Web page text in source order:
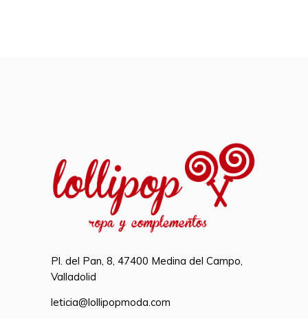
Pl. del Pan, 8, 47400 Medina del Campo,
Valladolid
leticia@lollipopmoda.com